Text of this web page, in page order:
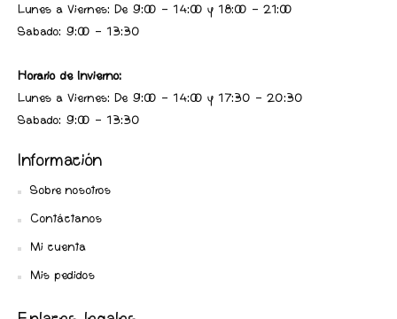
Lunes a Viernes: De 9:00 - 14:00 y 18:00 - 21:00
Sabado: 9:00 - 13:30
Horario de Invierno:
Lunes a Viernes: De 9:00 - 14:00 y 17:30 - 20:30
Sabado: 9:00 - 13:30
Información
Sobre nosotros
Contáctanos
Mi cuenta
Mis pedidos